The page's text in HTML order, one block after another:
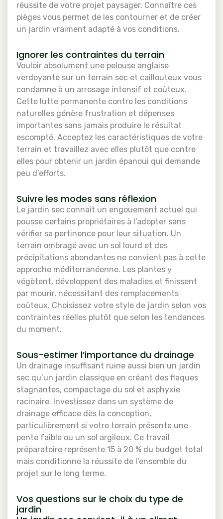
réussite de votre projet paysager. Connaître ces
pièges vous permet de les contourner et de créer
un jardin vraiment adapté à vos conditions.
Ignorer les contraintes du terrain
Vouloir absolument une pelouse anglaise
verdoyante sur un terrain sec et caillouteux vous
condamne à un arrosage intensif et coûteux.
Cette lutte permanente contre les conditions
naturelles génère frustration et dépenses
importantes sans jamais produire le résultat
escompté. Acceptez les caractéristiques de votre
terrain et travaillez avec elles plutôt que contre
elles pour obtenir un jardin épanoui qui demande
peu d’efforts.
Suivre les modes sans réflexion
Le jardin sec connaît un engouement actuel qui
pousse certains propriétaires à l’adopter sans
vérifier sa pertinence pour leur situation. Un
terrain ombragé avec un sol lourd et des
précipitations abondantes ne convient pas à cette
approche méditerranéenne. Les plantes y
végètent, développent des maladies et finissent
par mourir, nécessitant des remplacements
coûteux. Choisissez votre style de jardin selon vos
contraintes réelles plutôt que selon les tendances
du moment.
Sous-estimer l’importance du drainage
Un drainage insuffisant ruine aussi bien un jardin
sec qu’un jardin classique en créant des flaques
stagnantes, compactage du sol et asphyxie
racinaire. Investissez dans un système de
drainage efficace dès la conception,
particulièrement si votre terrain présente une
pente faible ou un sol argileux. Ce travail
préparatoire représente 15 à 20 % du budget total
mais conditionne la réussite de l’ensemble du
projet sur le long terme.
Vos questions sur le choix du type de
jardin